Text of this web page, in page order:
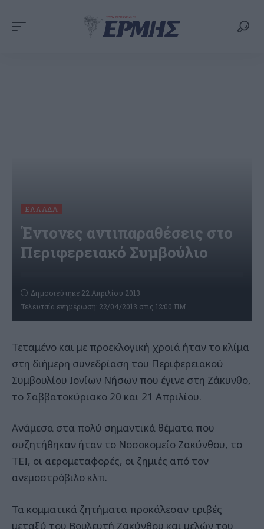
ΕΛΛΆΔΑ
Έντονες αντιπαραθέσεις στο
Περιφερειακό Συμβούλιο
Τελευταία ενημέρωση: 22/04/2013 στις 12:00 ΠΜ
Δημοσιεύτηκε 22 Απριλίου 2013
Τεταμένο και με προεκλογική χροιά ήταν το κλίμα
στη διήμερη συνεδρίαση του Περιφερειακού
Συμβουλίου Ιονίων Νήσων που έγινε στη Ζάκυνθο,
το Σαββατοκύριακο 20 και 21 Απριλίου.
Ανάμεσα στα πολύ σημαντικά θέματα που
συζητήθηκαν ήταν το Νοσοκομείο Ζακύνθου, το
ΤΕΙ, οι αερομεταφορές, οι ζημιές από τον
ανεμοστρόβιλο κλπ.
Τα κομματικά ζητήματα προκάλεσαν τριβές
μεταξύ του Βουλευτή Ζακύνθου και μελών του